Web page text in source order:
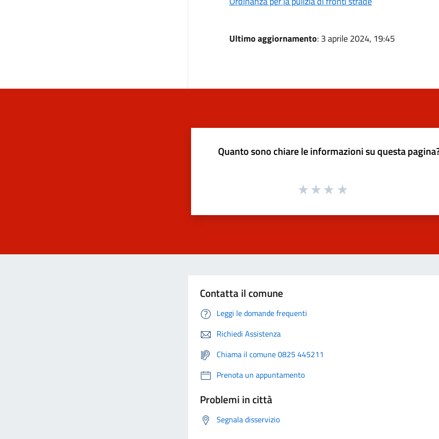
Ultimo aggiornamento: 3 aprile 2024, 19:45
Quanto sono chiare le informazioni su questa
Contatta il comune
Leggi le domande frequenti
Richiedi Assistenza
Chiama il comune 0825 445211
Prenota un appuntamento
Problemi in città
Segnala disservizio